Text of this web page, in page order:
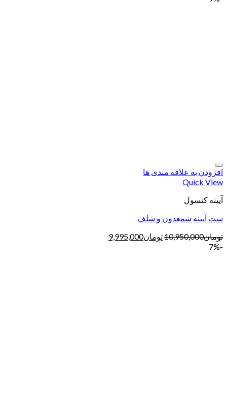
افزودن به علاقه مندی ها
Quick View
آیینه کنسول
ست آیینه شمعدون و شلف
تومان10,950,000تومان9,995,000
-7%